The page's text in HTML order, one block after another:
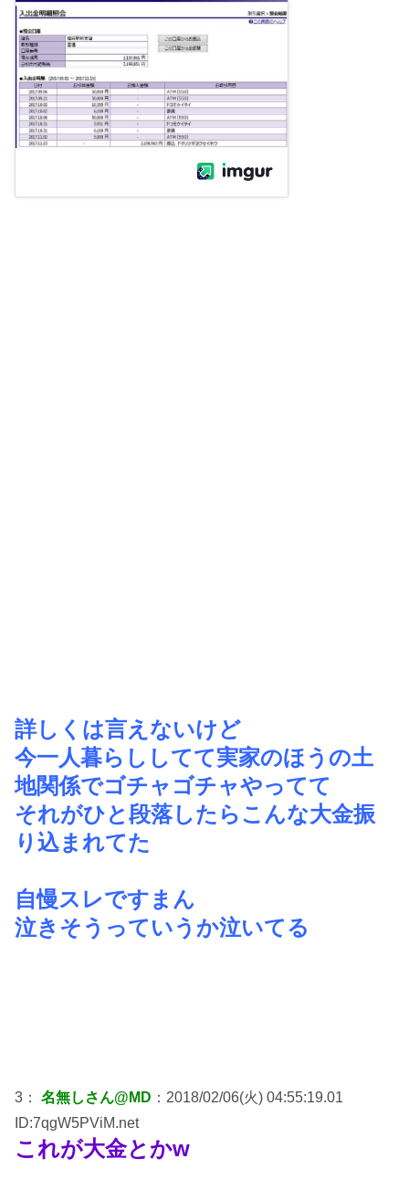
詳しくは言えないけど
今一人暮らししてて実家のほうの土
地関係でゴチャゴチャやってて
それがひと段落したらこんな大金振
り込まれてた
自慢スレですまん
泣きそうっていうか泣いてる
3： 名無しさん@MD ：2018/02/06(火) 04:55:19.01
ID:7qgW5PViM.net
これが大金とかw